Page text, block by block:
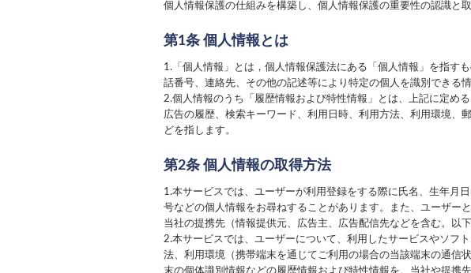
個人情報保護の仕組みを構築し、個人情報保護の重要性の認識と
第1条 個人情報とは
1.「個人情報」とは，個人情報保護法にある「個人情報」を指す
話番号、連絡先、その他の記述等により特定の個人を識別できる情
2.個人情報のうち「履歴情報および特性情報」とは、上記に定め
広告の履歴、検索キーワード、利用日時、利用方法、利用環境、
どを指します。
第2条 個人情報の取得方法
1.本サービスでは、ユーザーが利用登録をする際に氏名、生年月
号などの個人情報をお尋ねすることがあります。また、ユーザー
当社の提携先（情報提供元、広告主、広告配信先などを含む。以
2.本サービスでは、ユーザーについて、利用したサービスやソフ
法、利用環境（携帯端末を通じてご利用の場合の当該端末の通信